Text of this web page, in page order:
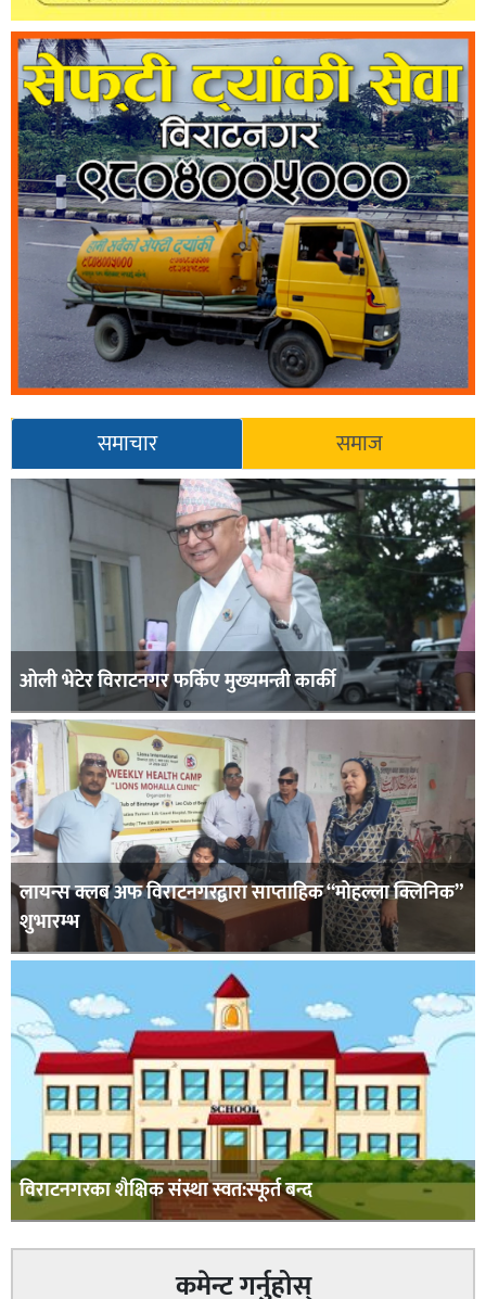
समाचार समाज
ओली भेटेर विराटनगर फर्किए मुख्यमन्त्री कार्की
लायन्स क्लब अफ विराटनगरद्वारा साप्ताहिक “मोहल्ला क्लिनिक”
शुभारम्भ
विराटनगरका शैक्षिक संस्था स्वत:स्फूर्त बन्द
कमेन्ट गर्नुहोस्